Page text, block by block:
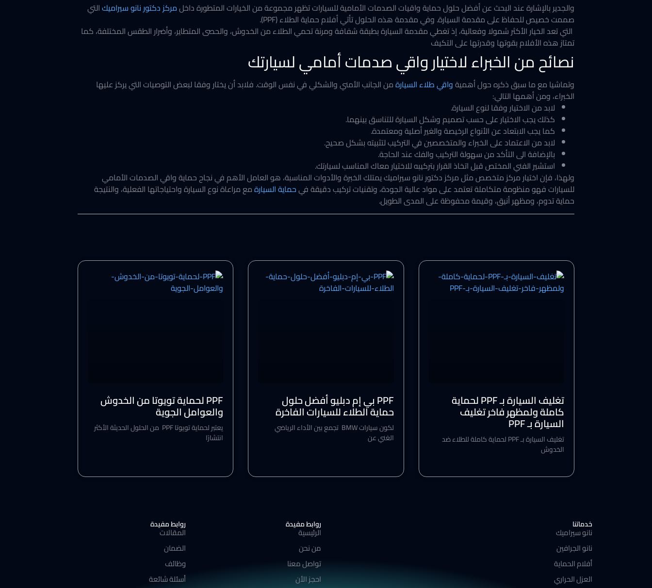
والجدير بالإشارة عند البحث عن أفضل حلول حماية واقيات الصدمات الأمامية للسيارات تظهر مجموعة من الخيارات المتطورة داخلمركز دكتور نانو سيراميكالتي
صممت خصيص للحفاظ على مقدمة السيارة. وفي مقدمة هذه الحلول تأتي أفلام حماية الطلاء (PPF).
التي تعد الخيار الأكثر شمولا وفعالية، إذ تغطي مقدمة السيارة بطبقة شفافة ومرنة تحمي الطلاء من الخدوش، والحصى المتطاير، وأضرار الطقس المختلفة، كما
تمتاز هذه الأفلام بقوتها وقدرتها على التكيف
نصائح من الخبراء لاختيار واقي صدمات أمامي لسيارتك
وتماشيا مع ما سبق ذكره حول أهميةواقي طلاء السيارةمن الجانب الأمني والشكلي في نفس الوقت. فلابد أن يختار وفقا لبعض التوصيات التي يركز عليها
الخبراء، ومن أهمها التالي:
لابد من الاختيار وفقا لنوع السيارة.
كذلك يجب الاختيار على حسب تصميم وشكل السيارة للتناسق بينهما.
كما يجب الابتعاد عن الأنواع الرخيصة والغير أصلية ومعتمدة.
لابد من الاعتماد على الخبراء والمتخصصين في التركيب لتثبيته بشكل صحيح.
بالإضافة الى التأكد من سهولة التركيب والفك عند الحاجة.
استشير الفني المختص قبل اتخاذ القرار بتركيبه للاختيار معاك المناسب لسيارتك.
ولهذا، فإن اختيار مركز متخصص مثل مركز دكتور نانو سيراميك يمتلك الخبرة والأدوات المناسبة، هو العامل الأهم في نجاح حماية واقي الصدمات الأمامي
للسيارات فهو منظومة متكاملة تعتمد على مواد عالية الجودة، وتقنيات تركيب دقيقة فيحماية السيارةمع مراعاة نوع السيارة واحتياجاتها الفعلية، والنتيجة
حماية تدوم، ومظهر أنيق، وقيمة محفوظة على المدى الطويل.
تغليف السيارة بـ PPF لحماية
كاملة ولمظهر فاخر تغليف
السيارة بـ PPF
تغليف السيارة بـ PPF لحماية كاملة للطلاء ضد
الخدوش
PPF بي إم دبليو أفضل حلول
حماية الطلاء للسيارات الفاخرة
لكون سيارات BMW تجمع بين الأداء الرياضي
الغني عن
PPF لحماية تويوتا من الخدوش
والعوامل الجوية
يعتبر لحماية تويوتا PPF من الحلول الحديثة الأكثر
انتشارًا
خدماتنا
نانو سيراميك
نانو الجرافين
أفلام الحماية
العزل الحراري
روابط مفيدة
الرئيسية
من نحن
تواصل معنا
احجز الأن
روابط مفيدة
المقالات
الضمان
وظائف
أسئلة شائعة